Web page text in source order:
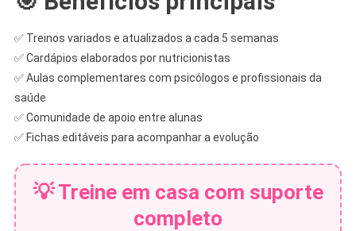
✅ Treinos variados e atualizados a cada 5 semanas
✅ Cardápios elaborados por nutricionistas
✅ Aulas complementares com psicólogos e profissionais da
saúde
✅ Comunidade de apoio entre alunas
✅ Fichas editáveis para acompanhar a evolução
💡 Treine em casa com suporte
completo